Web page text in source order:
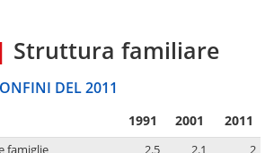
| Struttura familiare
DEL 2011
1991 2001 2011